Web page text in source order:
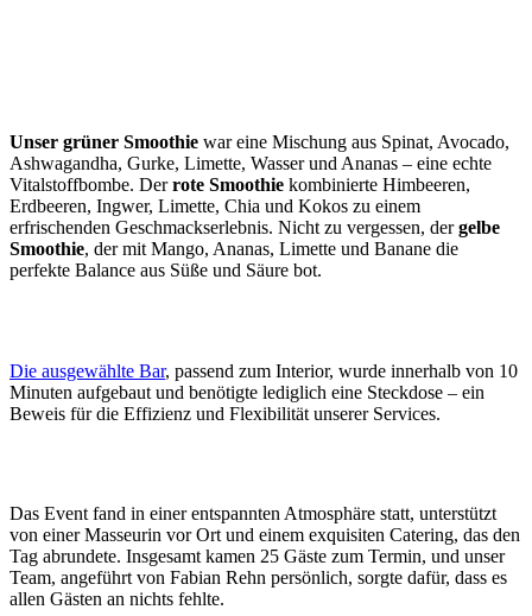
Unser grüner Smoothie war eine Mischung aus Spinat, Avocado,
Ashwagandha, Gurke, Limette, Wasser und Ananas – eine echte
Vitalstoffbombe. Derrote Smoothie kombinierte Himbeeren,
Erdbeeren, Ingwer, Limette, Chia und Kokos zu einem
erfrischenden Geschmackserlebnis. Nicht zu vergessen, dergelbe
Smoothie, der mit Mango, Ananas, Limette und Banane die
perfekte Balance aus Süße und Säure bot.
Die ausgewählte Bar, passend zum Interior, wurde innerhalb von 10
Minuten aufgebaut und benötigte lediglich eine Steckdose – ein
Beweis für die Effizienz und Flexibilität unserer Services.
Das Event fand in einer entspannten Atmosphäre statt, unterstützt
von einer Masseurin vor Ort und einem exquisiten Catering, das den
Tag abrundete. Insgesamt kamen 25 Gäste zum Termin, und unser
Team, angeführt von Fabian Rehn persönlich, sorgte dafür, dass es
allen Gästen an nichts fehlte.